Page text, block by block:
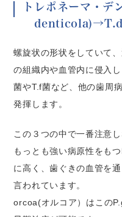
トレポネーマ・
螺旋状の形状をしていて
の組織内や血管内に侵入
菌やT.f菌など、他の歯周
発揮します。
この３つの中で一番注意
もっとも強い病原性をも
に高く、歯ぐきの血管を
言われています。
orcoa(オルコア）はこの